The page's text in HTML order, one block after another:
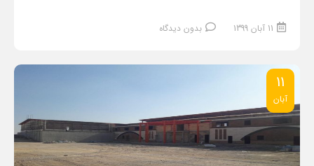
11 آبان 1399 بدون دیدگاه
11
آبان